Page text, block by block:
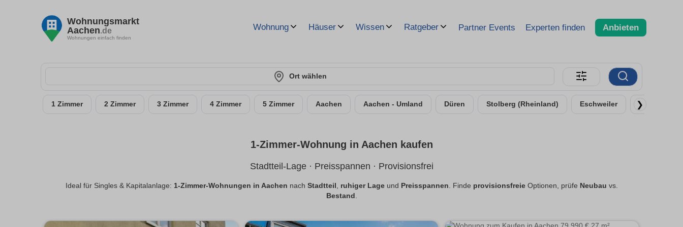
Wohnungsmarkt
Aachen.de
Wohnungen einfach finden
Wohnung Häuser Wissen Ratgeber Partner Events Experten finden Anbieten
Ort wählen
1 Zimmer 2 Zimmer 3 Zimmer 4 Zimmer 5 Zimmer Aachen Aachen - Umland Düren Stolberg (Rheinland) Eschweiler Alsdorf
❯
1-Zimmer-Wohnung in Aachen kaufen
Stadtteil-Lage · Preisspannen · Provisionsfrei
Ideal für Singles & Kapitalanlage: 1-Zimmer-Wohnungen in Aachen nach Stadtteil , ruhiger Lageund Preisspannen. Finde provisionsfreieOptionen, prüfe Neubau vs.
Bestand .